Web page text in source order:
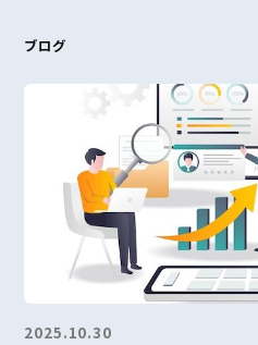
ブログ
2025.10.30